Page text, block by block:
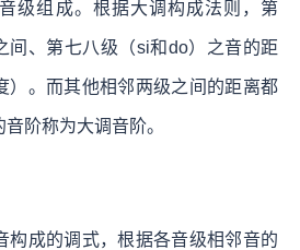
级组成。根据大调构成法则，第
间、第七八级（si和do）之音的距
）。而其他相邻两级之间的距离都
阶称为大调音阶。
构成的调式，根据各音级相邻音的